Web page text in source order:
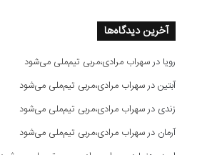
آخرین دیدگاه‌ها
رویا درسهراب مرادی،مربی تیم‌ملی می‌شود
آبتیندرسهراب مرادی،مربی تیم‌ملی می‌شود
زندی درسهراب مرادی،مربی تیم‌ملی می‌شود
آرمان درسهراب مرادی،مربی تیم‌ملی می‌شود